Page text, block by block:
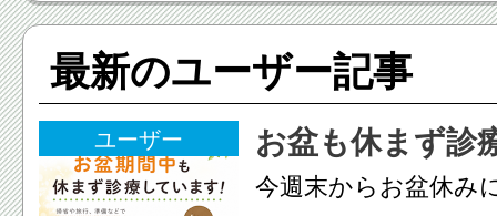
最新のユーザー記事
ユーザー お盆も休まず診
今週末からお盆休み